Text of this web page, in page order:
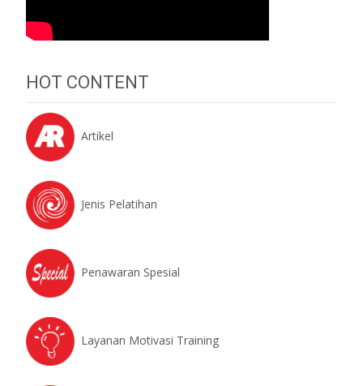
HOT CONTENT
Artikel
Jenis Pelatihan
Penawaran Spesial
Layanan Motivasi Training